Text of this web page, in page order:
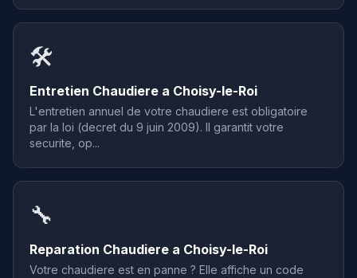
🛠️
Entretien Chaudiere a Choisy-le-Roi
L'entretien annuel de votre chaudiere est obligatoire
par la loi (decret du 9 juin 2009). Il garantit votre
securite, op...
🔧
Reparation Chaudiere a Choisy-le-Roi
Votre chaudiere est en panne ? Elle affiche un code